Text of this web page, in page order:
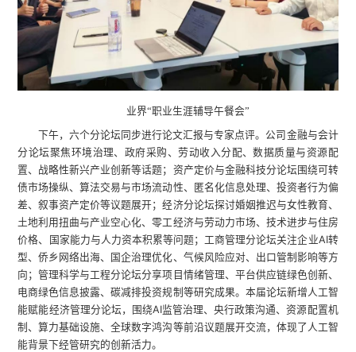
业界“职业生涯辅导午餐会”
下午，六个分论坛同步进行论文汇报与专家点评。公司金融与会计
分论坛聚焦环境治理、政府采购、劳动收入分配、数据质量与资源配
置、战略性新兴产业创新等话题；资产定价与金融科技分论坛围绕可转
债市场操纵、算法交易与市场流动性、匿名化信息处理、投资者行为偏
差、叙事资产定价等议题展开；经济分论坛探讨婚姻推迟与女性教育、
土地利用扭曲与产业空心化、零工经济与劳动力市场、技术进步与住房
价格、国家能力与人力资本积累等问题；工商管理分论坛关注企业AI转
型、侨乡网络出海、国企治理优化、气候风险应对、出口管制影响等方
向；管理科学与工程分论坛分享项目情绪管理、平台供应链绿色创新、
电商绿色信息披露、碳减排投资规制等研究成果。本届论坛新增人工智
能赋能经济管理分论坛，围绕AI监管治理、央行政策沟通、资源配置机
制、算力基础设施、全球数字鸿沟等前沿议题展开交流，体现了人工智
能背景下经管研究的创新活力。